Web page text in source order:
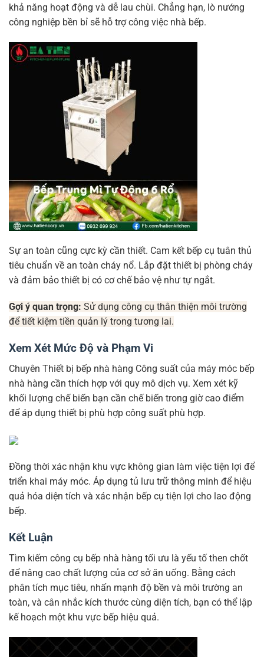
khả năng hoạt động và dễ lau chùi. Chẳng hạn, lò nướng
công nghiệp bền bỉ sẽ hỗ trợ công việc nhà bếp.
Sự an toàn cũng cực kỳ cần thiết. Cam kết bếp cụ tuân thủ
tiêu chuẩn về an toàn cháy nổ. Lắp đặt thiết bị phòng cháy
và đảm bảo thiết bị có cơ chế bảo vệ như tự ngắt.
Gợi ý quan trọng: Sử dụng công cụ thân thiện môi trường
để tiết kiệm tiền quản lý trong tương lai.
Xem Xét Mức Độ và Phạm Vi
Chuyên Thiết bị bếp nhà hàng Công suất của máy móc bếp
nhà hàng cần thích hợp với quy mô dịch vụ. Xem xét kỹ
khối lượng chế biến bạn cần chế biến trong giờ cao điểm
để áp dụng thiết bị phù hợp công suất phù hợp.
Đồng thời xác nhận khu vực không gian làm việc tiện lợi để
triển khai máy móc. Áp dụng tủ lưu trữ thông minh để hiệu
quả hóa diện tích và xác nhận bếp cụ tiện lợi cho lao động
bếp.
Kết Luận
Tìm kiếm công cụ bếp nhà hàng tối ưu là yếu tố then chốt
để nâng cao chất lượng của cơ sở ăn uống. Bằng cách
phân tích mục tiêu, nhấn mạnh độ bền và môi trường an
toàn, và cân nhắc kích thước cùng diện tích, bạn có thể lập
kế hoạch một khu vực bếp hiệu quả.